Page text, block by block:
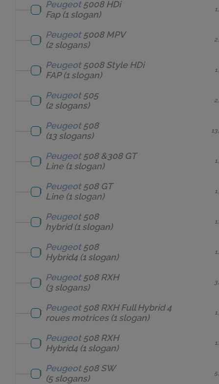
Peugeot 5008 HDi
Fap(1 slogan)
Peugeot 5008 MPV
(2 slogans)
Peugeot 5008 Style HDi
FAP(1 slogan)
Peugeot 505
(2 slogans)
Peugeot 508
(13 slogans)
Peugeot 508 &308 GT
Line(1 slogan)
Peugeot 508 GT
Line(1 slogan)
Peugeot 508
hybrid(1 slogan)
Peugeot 508
Hybrid4 (1 slogan)
Peugeot 508 RXH
(3 slogans)
Peugeot 508 RXH Full Hybrid 4
roues motrices(1 slogan)
Peugeot 508 RXH
Hybrid4 (1 slogan)
Peugeot 508 SW
(5 slogans)